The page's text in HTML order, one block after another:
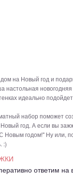
на Новый год и
настольная
идеально
набор поможет
год. А если вы
Новым годом!" Ну или,
:)
ответим на